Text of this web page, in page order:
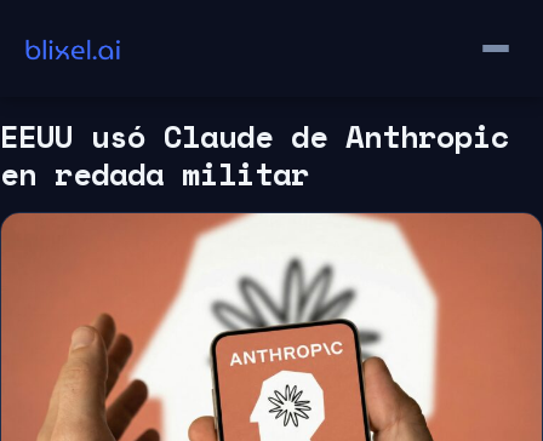
contenido
EEUU usó Claude de Anthropic
en redada militar